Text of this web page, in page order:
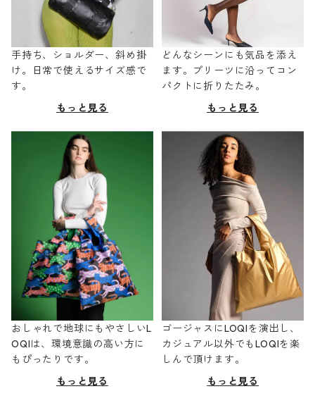
手持ち、ショルダー、斜め掛
け。日常で使えるサイズ感で
す。
もっと見る
どんなシーンにも気品を添え
ます。プリーツに沿ってコン
パクトに折りたたみ。
もっと見る
おしゃれで地球にもやさしいL
OQIは、環境意識の高い方に
もぴったりです。
もっと見る
ゴージャスにLOQIを演出し、
カジュアル以外でもLOQIを楽
しんで頂けます。
もっと見る